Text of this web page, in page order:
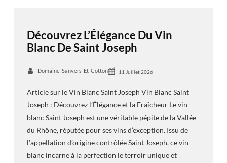
Découvrez L’Élégance Du Vin
Blanc De Saint Joseph
Domaine-Sanvers-Et-Cotton 11 Juillet 2026
Article sur le Vin Blanc Saint Joseph Vin Blanc Saint
Joseph : Découvrez l’Élégance et la Fraîcheur Le vin
blanc Saint Joseph est une véritable pépite de la Vallée
du Rhône, réputée pour ses vins d’exception. Issu de
l’appellation d’origine contrôlée Saint Joseph, ce vin
blanc incarne à la perfection le terroir unique et